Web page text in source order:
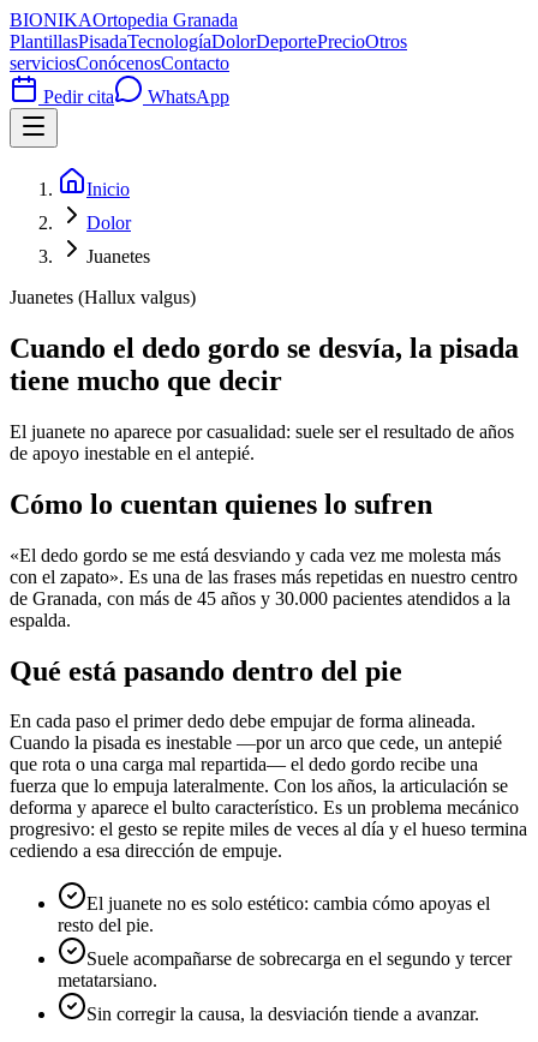
BIONIKAOrtopedia Granada
PlantillasPisadaTecnologíaDolorDeportePrecioOtros
serviciosConócenosContacto
Pedir cita
WhatsApp
Inicio
Dolor
Juanetes
Juanetes (Hallux valgus)
Cuando el dedo gordo se desvía, la pisada
tiene mucho que decir
El juanete no aparece por casualidad: suele ser el resultado de años
de apoyo inestable en el antepié.
Cómo lo cuentan quienes lo sufren
«El dedo gordo se me está desviando y cada vez me molesta más
con el zapato». Es una de las frases más repetidas en nuestro centro
de Granada, con más de 45 años y 30.000 pacientes atendidos a la
espalda.
Qué está pasando dentro del pie
En cada paso el primer dedo debe empujar de forma alineada.
Cuando la pisada es inestable —por un arco que cede, un antepié
que rota o una carga mal repartida— el dedo gordo recibe una
fuerza que lo empuja lateralmente. Con los años, la articulación se
deforma y aparece el bulto característico. Es un problema mecánico
progresivo: el gesto se repite miles de veces al día y el hueso termina
cediendo a esa dirección de empuje.
El juanete no es solo estético: cambia cómo apoyas el
resto del pie.
Suele acompañarse de sobrecarga en el segundo y tercer
metatarsiano.
Sin corregir la causa, la desviación tiende a avanzar.